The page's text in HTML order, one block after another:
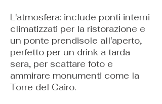
L'atmosfera: include ponti interni
climatizzati per la ristorazione e
un ponte prendisole all'aperto,
perfetto per un drink a tarda
sera, per scattare foto e
ammirare monumenti come la
Torre del Cairo.